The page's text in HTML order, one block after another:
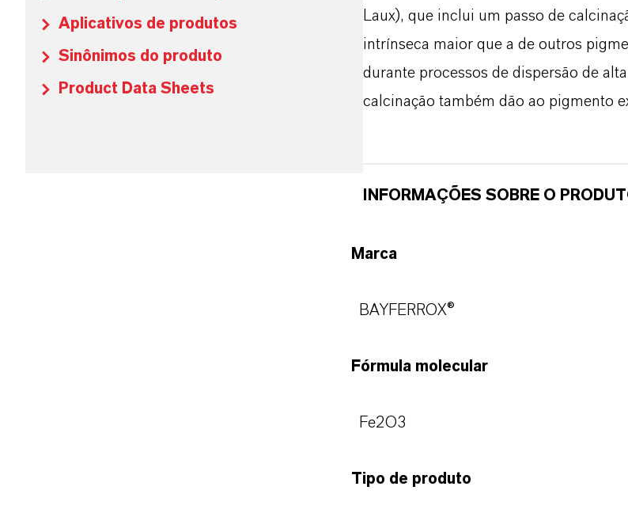
Aplicativos de produtos
Sinônimos do produto
Product Data Sheets
Laux), que inclui um passo de
intrínseca maior que a de outros
durante processos de dispersão de
calcinação também dão ao pigmento
INFORMAÇÕES SOBRE O
Marca
BAYFERROX®
Fórmula molecular
Fe2O3
Tipo de produto